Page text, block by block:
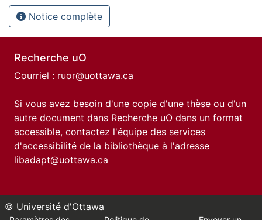
Notice complète
Recherche uO
Courriel : ruor@uottawa.ca
Si vous avez besoin d'une copie d'une thèse ou d'un
autre document dans Recherche uO dans un format
accessible, contactez l'équipe des services
d'accessibilité de la bibliothèque à l'adresse
libadapt@uottawa.ca
© Université d'Ottawa